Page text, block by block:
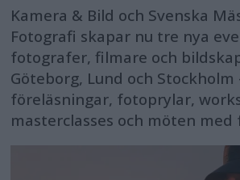
Kamera & Bild och Svenska
Fotografi skapar nu tre nya
fotografer, filmare och
Göteborg, Lund och Stockholm
föreläsningar, fotoprylar,
masterclasses och möten